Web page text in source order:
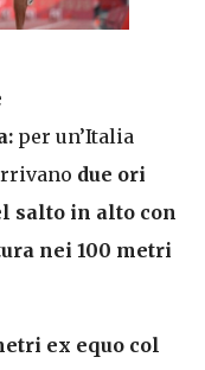
per un’Italia
due ori
salto in alto con
nei 100 metri
ex equo col